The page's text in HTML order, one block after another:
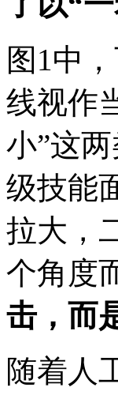
图1中
线视作
小”这
级技能
拉大，
个角度
击，而
随着人